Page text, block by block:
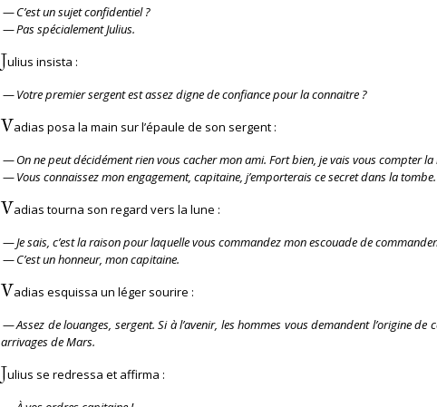
—C’est un sujet confidentiel ?
—Pas spécialement Julius.
Julius insista :
—Votre premier sergent est assez digne de confiance pour la connaitre ?
Vadias posa la main sur l’épaule de son sergent :
—On ne peut décidément rien vous cacher mon ami. Fort bien, je vais vous compter
—Vous connaissez mon engagement, capitaine, j’emporterais ce secret dans la tombe.
Vadias tourna son regard vers la lune :
—Je sais, c’est la raison pour laquelle vous commandez mon escouade de
—C’est un honneur, mon capitaine.
Vadias esquissa un léger sourire :
—Assez de louanges, sergent. Si à l’avenir, les hommes vous demandent l’origine
arrivages de Mars.
Julius se redressa et affirma :